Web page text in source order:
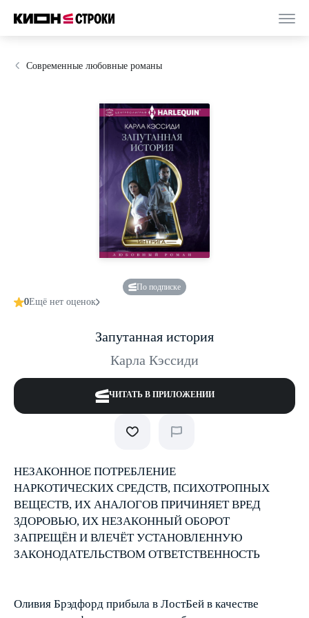
Современные любовные романы
По подписке
0Ещё нет оценок
Запутанная история
Карла Кэссиди
ЧИТАТЬ В ПРИЛОЖЕНИИ
НЕЗАКОННОЕ ПОТРЕБЛЕНИЕ
НАРКОТИЧЕСКИХ СРЕДСТВ, ПСИХОТРОПНЫХ
ВЕЩЕСТВ, ИХ АНАЛОГОВ ПРИЧИНЯЕТ ВРЕД
ЗДОРОВЬЮ, ИХ НЕЗАКОННЫЙ ОБОРОТ
ЗАПРЕЩЁН И ВЛЕЧЁТ УСТАНОВЛЕННУЮ
ЗАКОНОДАТЕЛЬСТВОМ ОТВЕТСТВЕННОСТЬ
Оливия Брэдфорд прибыла в Лост­Бей в качестве